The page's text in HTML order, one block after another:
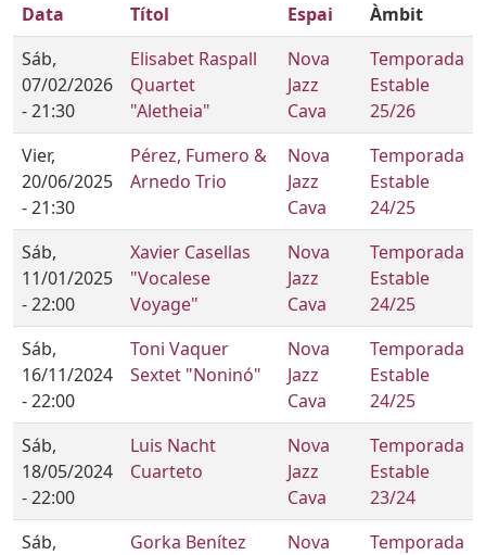
Data Títol Espai
Àmbit
Sáb,
07/02/2026
- 21:30
Elisabet Raspall
Quartet
"Aletheia"
Nova
Jazz
Cava
Temporada
Estable
25/26
Vier,
20/06/2025
- 21:30
Pérez, Fumero &
Arnedo Trio
Nova
Jazz
Cava
Temporada
Estable
24/25
Sáb,
11/01/2025
- 22:00
Xavier Casellas
"Vocalese
Voyage"
Nova
Jazz
Cava
Temporada
Estable
24/25
Sáb,
16/11/2024
- 22:00
Toni Vaquer
Sextet "Noninó"
Nova
Jazz
Cava
Temporada
Estable
24/25
Sáb,
18/05/2024
- 22:00
Luis Nacht
Cuarteto
Nova
Jazz
Cava
Temporada
Estable
23/24
Sáb,
Gorka Benítez
Nova
Temporada